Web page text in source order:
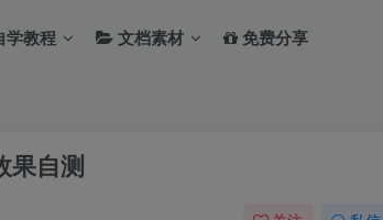
学教程 文档素材 免费分享
果自测